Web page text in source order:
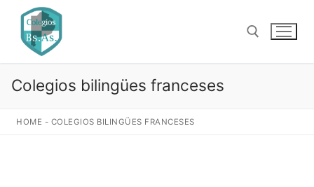
contenido
Buscar:
Colegios bilingües franceses
HOME - COLEGIOS BILINGÜES FRANCESES